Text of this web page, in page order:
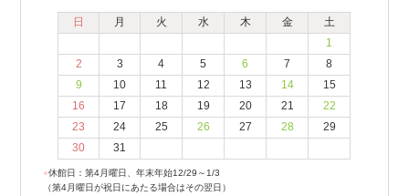
日 月 火 水 木 金
土
1
2
3 4 5 6 7
8
9
10 11 12 13 14
15
16
17 18 19 20 21
22
23
24 25 26 27 28
29
30
31
●休館日：第4月曜日、年末年始12/29～1/3
（第4月曜日が祝日にあたる場合はその翌日）